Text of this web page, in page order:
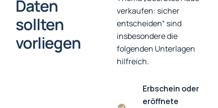
Daten
sollten
vorliegen
verkaufen: sicher
entscheiden“ sind
insbesondere die
folgenden Unterlagen
hilfreich.
Erbschein oder
eröffnete